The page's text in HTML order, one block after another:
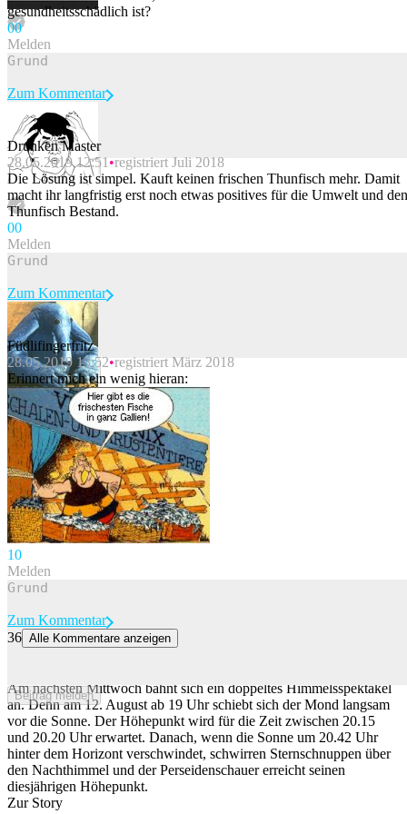
gesundheitsschädlich ist?
00
Melden
Beitrag melden
Zum Kommentar
Drunken Master
28.05.2019 12:51 registriert Juli 2018
Die Lösung ist simpel. Kauft keinen frischen Thunfisch mehr. Damit
macht ihr langfristig erst noch etwas positives für die Umwelt und den
Thunfisch Bestand.
00
Melden
Beitrag melden
Zum Kommentar
Füdlifingerfritz
28.05.2019 13:52 registriert März 2018
Erinnert mich ein wenig hieran:
10
Melden
Beitrag melden
Zum Kommentar
36 Alle Kommentare anzeigen
Am nächsten Mittwoch bahnt sich ein doppeltes Himmelsspektakel
an. Denn am 12. August ab 19 Uhr schiebt sich der Mond langsam
vor die Sonne. Der Höhepunkt wird für die Zeit zwischen 20.15
und 20.20 Uhr erwartet. Danach, wenn die Sonne um 20.42 Uhr
hinter dem Horizont verschwindet, schwirren Sternschnuppen über
den Nachthimmel und der Perseidenschauer erreicht seinen
diesjährigen Höhepunkt.
Zur Story